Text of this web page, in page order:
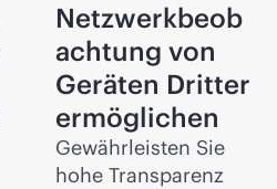
Netzwerkbeob
achtung von
Geräten Dritter
ermöglichen
Gewährleisten Sie
hohe Transparenz